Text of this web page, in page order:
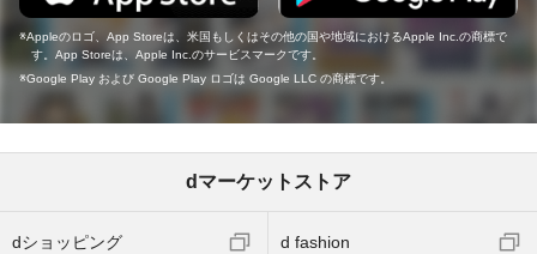
Appleのロゴ、App Storeは、米国もしくはその他の国や地域におけるApple Inc.の商標で
す。App Storeは、Apple Inc.のサービスマークです。
Google Play および Google Play ロゴは Google LLC の商標です。
dマーケットストア
dショッピング d fashion